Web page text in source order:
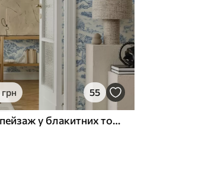
грн 55
Сільський пейзаж у блакитних тонах з вівцями та деревами